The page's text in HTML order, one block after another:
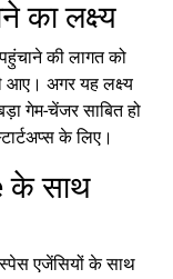
का लक्ष्य
की लागत को
अगर यह लक्ष्य
गेम-चेंजर साबित हो
के लिए।
के साथ
एजेंसियों के साथ